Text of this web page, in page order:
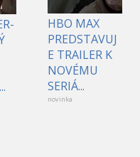
HBO MAX
PREDSTAVUJ
E TRAILER K
NOVÉMU
SERIÁ...
novinka